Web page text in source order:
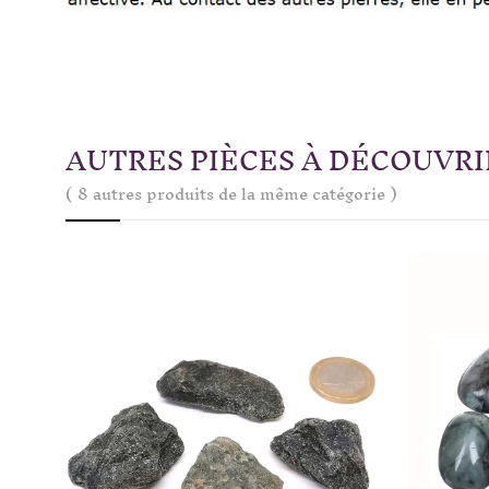
AUTRES PIÈCES À
( 8 autres produits de la même catégorie )